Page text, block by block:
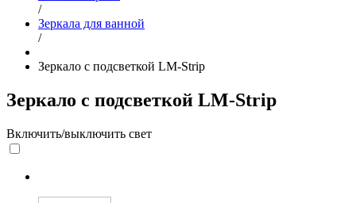
/
Зеркала для ванной
/
Зеркало с подсветкой LM-Strip
Зеркало с подсветкой LM-Strip
Включить/выключить свет